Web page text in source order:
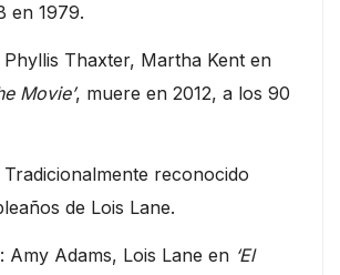
en 1979.
Phyllis Thaxter, Martha Kent en
Movie’, muere en 2012, a los 90
Tradicionalmente reconocido
de Lois Lane.
: Amy Adams, Lois Lane en ‘El